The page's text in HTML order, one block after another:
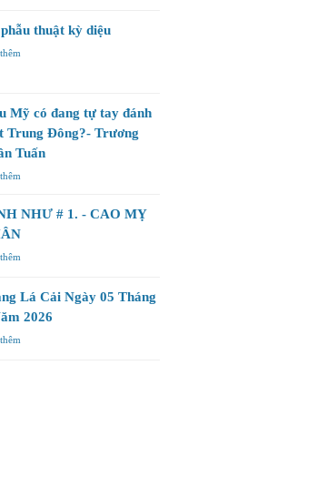
thuật kỳ diệu
Mỹ có đang tự tay đánh
Trung Đông?- Trương
Tuấn
NHƯ # 1. - CAO MỴ
Lá Cải Ngày 05 Tháng
2026